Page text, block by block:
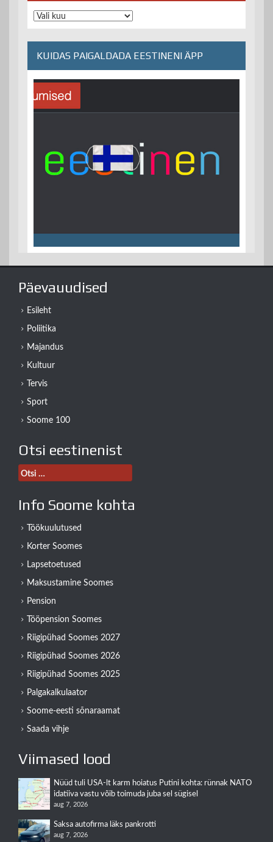
Arhiiv
KUIDAS PAIGALDADA EESTINENI ÄPP
Päevauudised
Esileht
Poliitika
Majandus
Kultuur
Tervis
Sport
Soome 100
Otsi eestinenist
Otsi:
Info Soome kohta
Töökuulutused
Korter Soomes
Lapsetoetused
Maksustamine Soomes
Pension
Tööpension Soomes
Riigipühad Soomes 2027
Riigipühad Soomes 2026
Riigipühad Soomes 2025
Palgakalkulaator
Soome-eesti sõnaraamat
Saada vihje
Viimased lood
Nüüd tuli USA-lt karm hoiatus Putini kohta: rünnak NATO
idatiiva vastu võib toimuda juba sel sügisel
aug 7, 2026
Saksa autofirma läks pankrotti
aug 7, 2026